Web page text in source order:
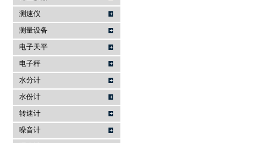
测速仪
测量设备
电子天平
电子秤
水分计
水份计
转速计
噪音计